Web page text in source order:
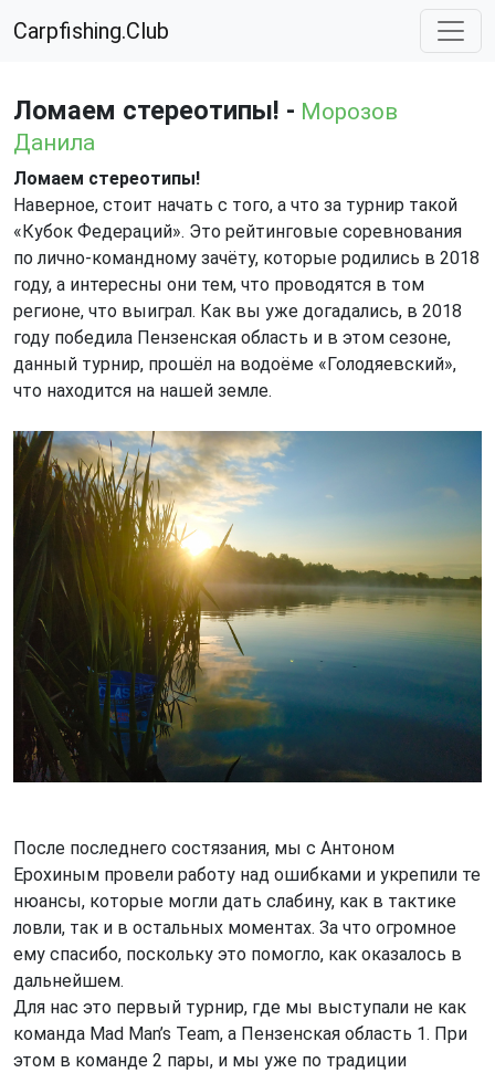
Carpfishing.Club
Ломаем стереотипы! - Морозов
Данила
Ломаем стереотипы!
Наверное, стоит начать с того, а что за турнир такой
«Кубок Федераций». Это рейтинговые соревнования
по лично-командному зачёту, которые родились в 2018
году, а интересны они тем, что проводятся в том
регионе, что выиграл. Как вы уже догадались, в 2018
году победила Пензенская область и в этом сезоне,
данный турнир, прошёл на водоёме «Голодяевский»,
что находится на нашей земле.
После последнего состязания, мы с Антоном
Ерохиным провели работу над ошибками и укрепили те
нюансы, которые могли дать слабину, как в тактике
ловли, так и в остальных моментах. За что огромное
ему спасибо, поскольку это помогло, как оказалось в
дальнейшем.
Для нас это первый турнир, где мы выступали не как
команда Mad Man’s Team, а Пензенская область 1. При
этом в команде 2 пары, и мы уже по традиции